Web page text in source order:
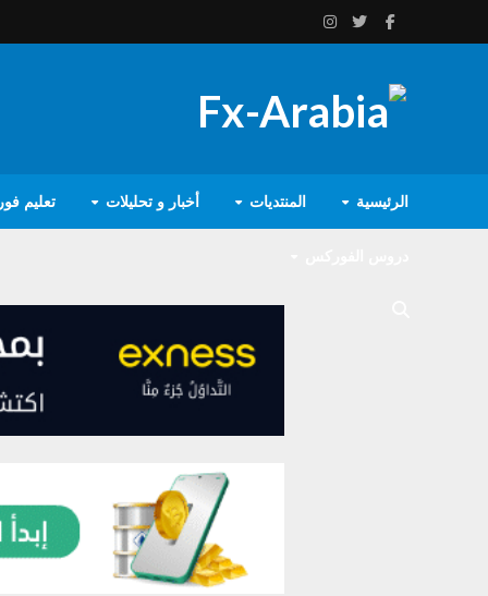
الرئيسية المنتديات أخبار و تحليلات تعليم